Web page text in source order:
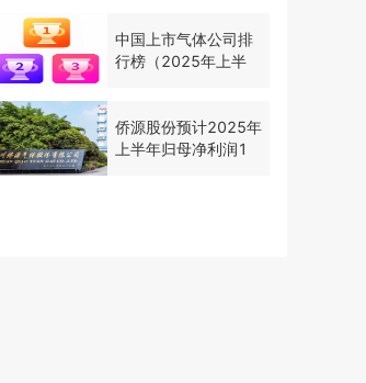
中国上市气体公司排
行榜（2025年上半
侨源股份预计2025年
上半年归母净利润1